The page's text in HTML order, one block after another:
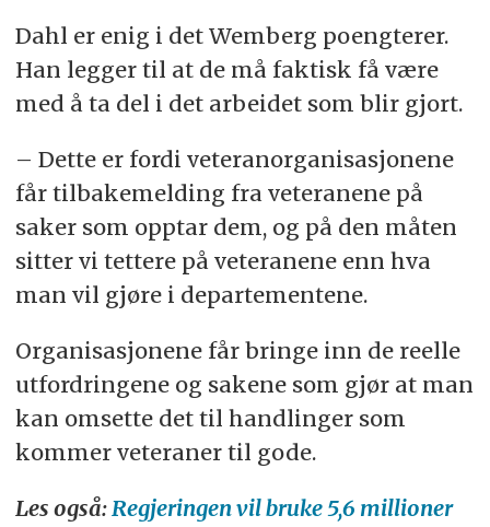
Dahl er enig i det Wemberg poengterer.
Han legger til at de må faktisk få være
med å ta del i det arbeidet som blir gjort.
– Dette er fordi veteranorganisasjonene
får tilbakemelding fra veteranene på
saker som opptar dem, og på den måten
sitter vi tettere på veteranene enn hva
man vil gjøre i departementene.
Organisasjonene får bringe inn de reelle
utfordringene og sakene som gjør at man
kan omsette det til handlinger som
kommer veteraner til gode.
Les også:Regjeringen vil bruke 5,6 millioner